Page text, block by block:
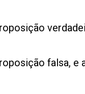
falsa, e